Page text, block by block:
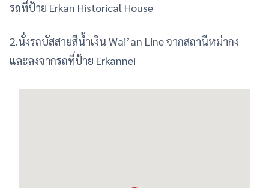
รถที่ป้าย Erkan Historical House
2.นั่งรถบัสสายสีน้ำเงินWai’an Lineจากสถานีหม่ากง
และลงจากรถที่ป้าย Erkannei